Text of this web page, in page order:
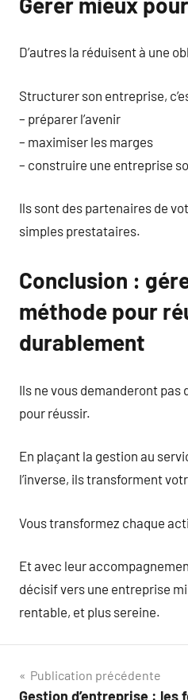
D’autres la réduisent à une
Structurer son entreprise,
– préparer l’avenir
– maximiser les marges
– construire une entreprise
Ils sont des partenaires de
simples prestataires.
Conclusion :
méthode pour
durablement
Ils ne vous demanderont pas
pour réussir.
En plaçant la gestion au
l’inverse, ils transforment
Vous transformez chaque
Et avec leur
décisif vers une entreprise
rentable, et plus sereine.
Navigation
Publication précédente
Gestion d’entreprise : les